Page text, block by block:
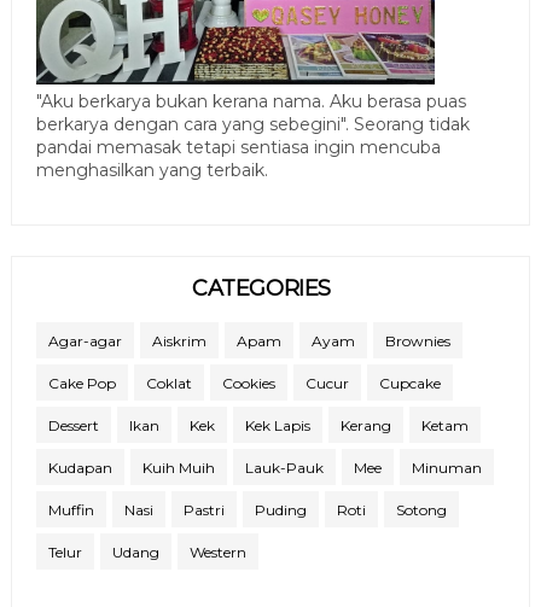
"Aku berkarya bukan kerana nama. Aku berasa puas
berkarya dengan cara yang sebegini". Seorang tidak
pandai memasak tetapi sentiasa ingin mencuba
menghasilkan yang terbaik.
CATEGORIES
Agar-agar Aiskrim Apam Ayam Brownies
Cake Pop Coklat Cookies Cucur Cupcake
Dessert Ikan Kek Kek Lapis Kerang Ketam
Kudapan Kuih Muih Lauk-Pauk Mee Minuman
Muffin Nasi Pastri Puding Roti Sotong
Telur Udang Western